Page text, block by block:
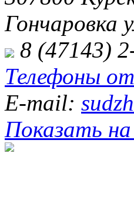
Гончаровка
8 (47143)
Телефоны
E-mail:
Показать